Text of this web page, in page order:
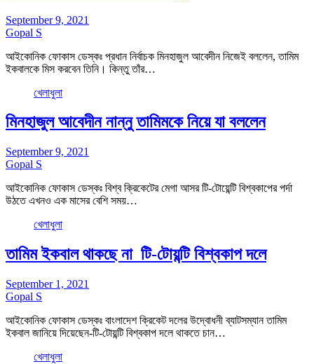
September 9, 2021
Gopal S
আইকোনিক ফোকাস ডেস্কঃ প্রধান নির্বাচক মিনহাজুল আবেদীন নিজেই বললেন, তামিম
ইকবালকে মিস করবেন তিনি। কিন্তু তাঁর…
খেলাধুলা
মিনহাজুল আবেদীন নান্নু তামিমকে নিয়ে যা বললেন
September 9, 2021
Gopal S
আইকোনিক ফোকাস ডেস্কঃ বিশ্ব ক্রিকেটের মেগা আসর টি-টোয়েন্টি বিশ্বকাপের পর্দা
উঠতে এখনও এক মাসের বেশি সময়…
খেলাধুলা
তামিম ইকবাল থাকছে না টি-টোয়ন্টি বিশ্বকাপ দলে
September 1, 2021
Gopal S
আইকোনিক ফোকাস ডেস্কঃ বাংলাদেশ ক্রিকেট দলের উদ্বোধনী ব্যাটসম্যান তামিম
ইকবাল জানিয়ে দিয়েছেন-টি-টোয়ন্টি বিশ্বকাপ দলে থাকতে চান…
খেলাধুলা